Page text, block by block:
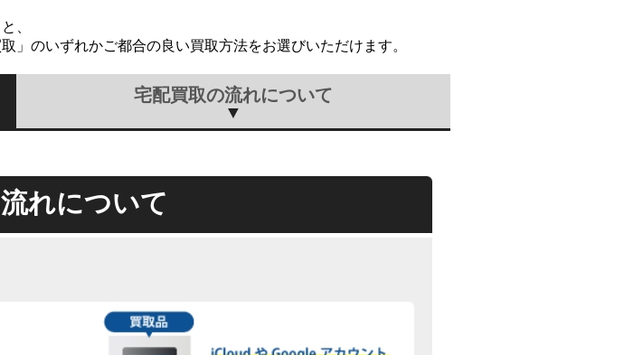
、
」のいずれかご都合の良い買取方法をお選びいただけます。
宅配買取の流れについて
れについて